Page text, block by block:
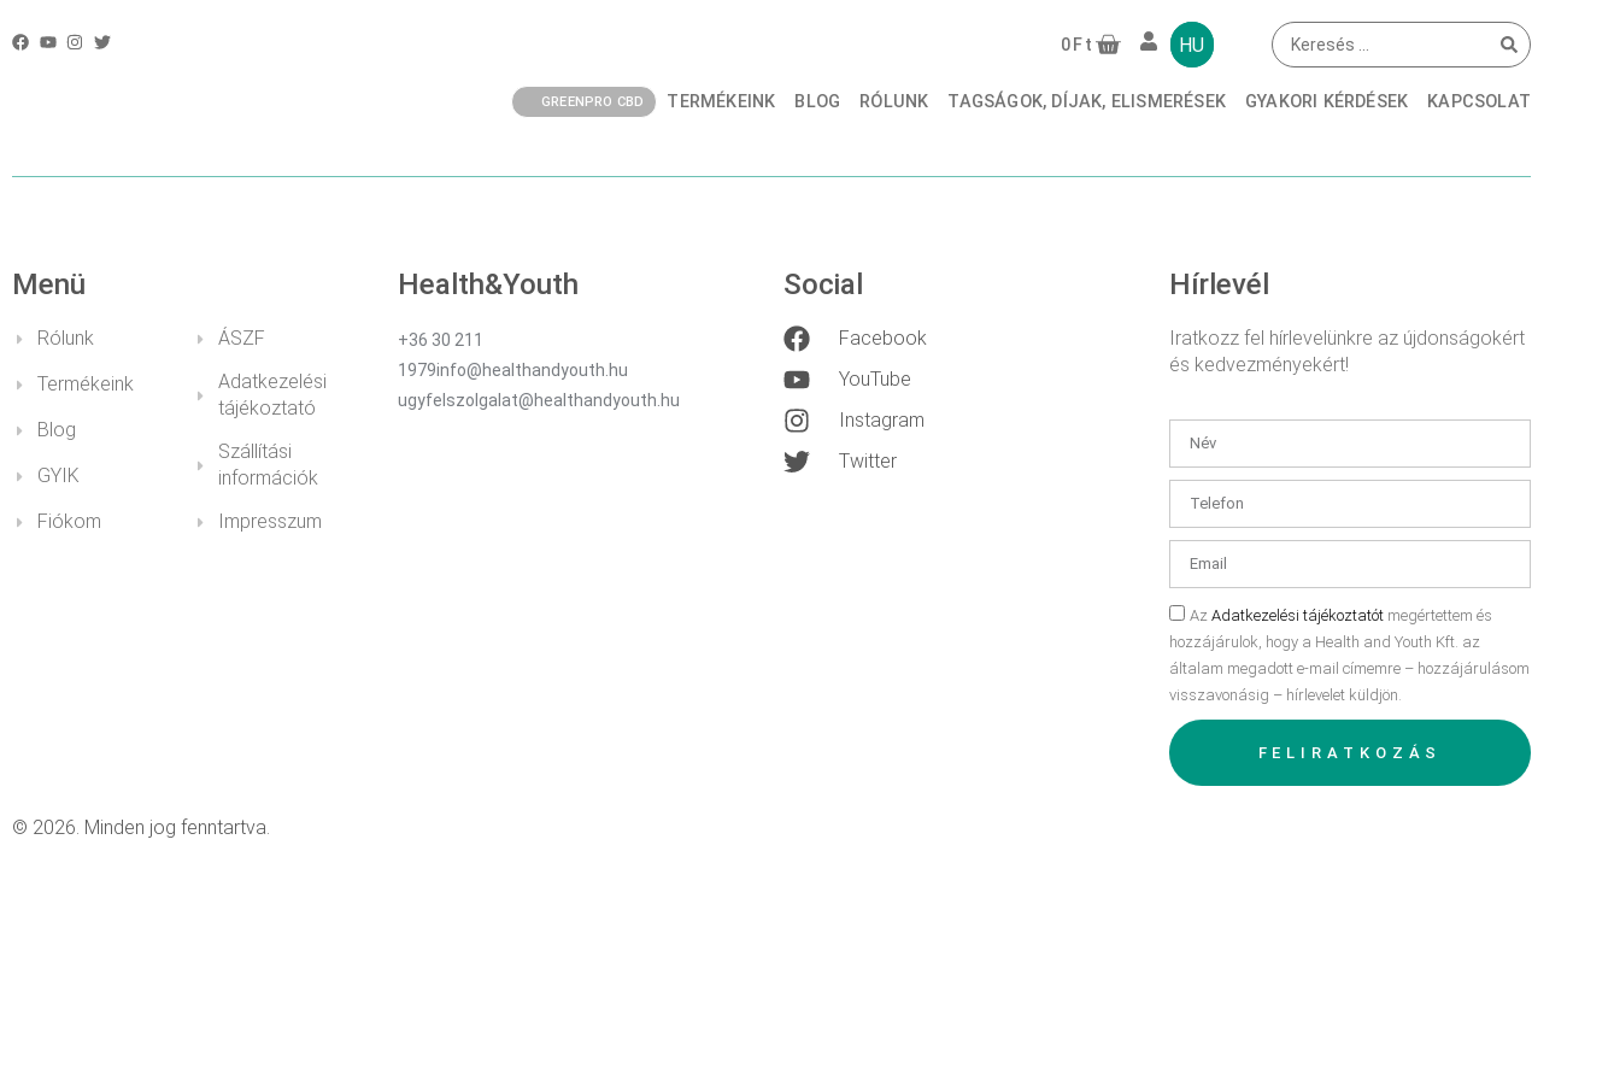
0 Ft HU
GREENPRO CBD TERMÉKEINK BLOG RÓLUNK TAGSÁGOK, DÍJAK, ELISMERÉSEK GYAKORI KÉRDÉSEK KAPCSOLAT
WOFÜR WERDEN MEINE DATEN VERWENDET?
Menü
Rólunk
Termékeink
Blog
GYIK
Fiókom
ÁSZF
Adatkezelési
tájékoztató
Szállítási
információk
Impresszum
Health&Youth
+36 30 211
1979info@healthandyouth.hu
ugyfelszolgalat@healthandyouth.hu
Social
Facebook
YouTube
Instagram
Twitter
Hírlevél
Iratkozz fel hírlevelünkre az újdonságokért
és kedvezményekért!
Az Adatkezelési tájékoztatót megértettem és
hozzájárulok, hogy a Health and Youth Kft. az
általam megadott e-mail címemre – hozzájárulásom
visszavonásig – hírlevelet küldjön.
FELIRATKOZÁS
© 2026. Minden jog fenntartva.